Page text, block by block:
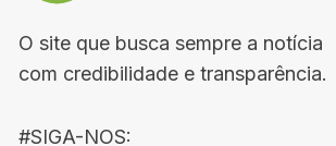
O site que busca sempre a notícia
com credibilidade e transparência.
#SIGA-NOS: